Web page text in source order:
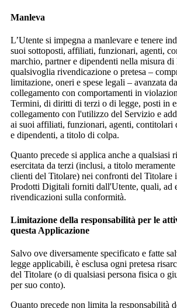
Manleva
L’Utente si impegna a manlevare e tenere
suoi sottoposti, affiliati, funzionari, agenti,
marchio, partner e dipendenti nella misura di
qualsivoglia rivendicazione o pretesa –
limitazione, oneri e spese legali – avanzata
collegamento con comportamenti in
Termini, di diritti di terzi o di legge, posti in
collegamento con l'utilizzo del Servizio e
ai suoi affiliati, funzionari, agenti, contitolari
e dipendenti, a titolo di colpa.
Quanto precede si applica anche a qualsiasi
esercitata da terzi (inclusi, a titolo
clienti del Titolare) nei confronti del Titolare
Prodotti Digitali forniti dall'Utente, quali, ad
rivendicazioni sulla conformità.
Limitazione della responsabilità per le
questa Applicazione
Salvo ove diversamente specificato e fatte
legge applicabili, è esclusa ogni pretesa
del Titolare (o di qualsiasi persona fisica o
per suo conto).
Quanto precede non limita la responsabilità